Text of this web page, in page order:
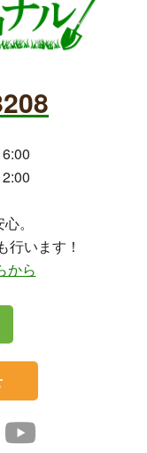
。
行います！
から